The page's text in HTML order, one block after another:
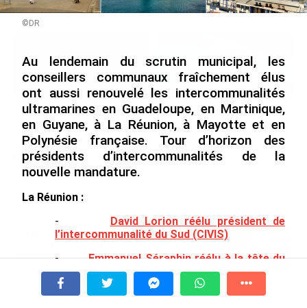
le 09/08/2026
SÉRIE. Histoire des chefs-
lieux d’Outre-mer : Nouméa,
une capitale construite par
le bagne, le nickel et le
Pacifique
Rapport 2025 de l’Ifremer :
un engagement décisif dans
les Outre-mer
le 07/08/2026
De Messi à Trump : l’expérience
Etinof au ...
le 07/08/2026
À la une Tv Radio A Propos
©DR
Au lendemain du scrutin municipal, les
conseillers communaux fraîchement élus
ont aussi renouvelé les intercommunalités
ultramarines en Guadeloupe, en Martinique,
en Guyane, à La Réunion, à Mayotte et en
Polynésie française. Tour d’horizon des
présidents d’intercommunalités de la
nouvelle mandature.
La Réunion :
- David Lorion réélu président de
l’intercommunalité du Sud (CIVIS)
- Emmanuel Séraphin réélu à la tête du
Territoire de l’Ouest (TCO)
-Joé Bédier, nouveau président de la